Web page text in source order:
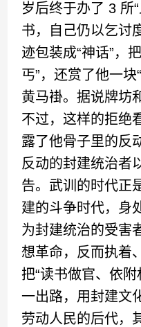
岁后终于办了 3 所
书，自己仍以乞讨
迹包装成“神话”，
丐”，还赏了他一
黄马褂。据说牌坊
不过，这样的拒绝
露了他骨子里的反
反动的封建统治者
告。武训的时代正
建的斗争时代，身
为封建统治的受害
想革命，反而执着
把“读书做官、依
一出路，用封建文
劳动人民的后代，